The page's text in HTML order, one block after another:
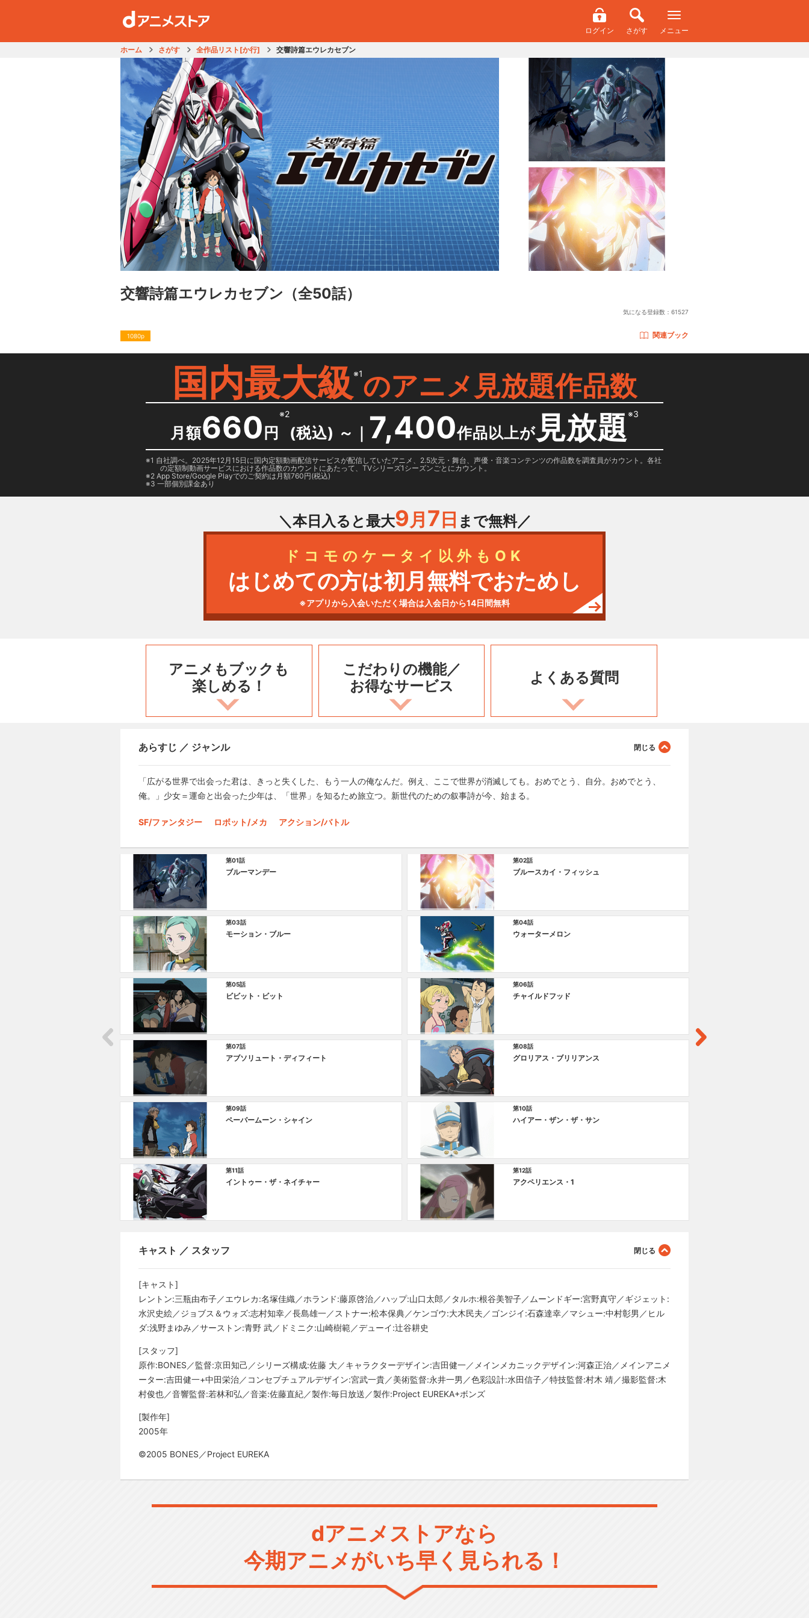
ログイン さがす メニュー
ホーム さがす 全作品リスト[か行] 交響詩篇エウレカセブン
交響詩篇エウレカセブン （全50話）
気になる登録数： 61527
1080p 関連ブック
国内最大級 ※1のアニメ見放題作品数
月額660 円
※2
(税込) ～ ｜ 7,400作品以上が 見放題※3
1 自社調べ。2025年12月15日に国内定額動画配信サービスが配信していたアニメ、2.5次元・舞台、声優・音楽コンテンツの作品数を調査員がカウント。各社
の定額制動画サービスにおける作品数のカウントにあたって、TVシリーズ1シーズンごとにカウント。
2 App Store/Google Playでのご契約は月額760円(税込)
3 一部個別課金あり
＼本日入ると最大9月 7 日 まで無料／
ドコモのケータイ以外もOK
はじめての方は初月無料でおためし
※アプリから入会いただく場合は入会日から14日間無料
アニメもブックも
楽しめる！
こだわりの機能／
お得なサービス
よくある質問
あらすじ ／ ジャンル
「広がる世界で出会った君は、きっと失くした、もう一人の俺なんだ。例え、ここで世界が消滅しても。おめでとう、自分。おめでとう、
俺。」少女＝運命と出会った少年は、「世界」を知るため旅立つ。新世代のための叙事詩が今、始まる。
SF/ファンタジー ロボット/メカ アクション/バトル
第01話
ブルーマンデー
第02話
ブルースカイ・フィッシュ
第03話
モーション・ブルー
第04話
ウォーターメロン
第05話
ビビット・ビット
第06話
チャイルドフッド
第07話
アブソリュート・ディフィート
第08話
グロリアス・ブリリアンス
第09話
ペーパームーン・シャイン
第10話
ハイアー・ザン・ザ・サン
第11話
イントゥー・ザ・ネイチャー
第12話
アクペリエンス・1
キャスト ／ スタッフ
[キャスト]
レントン:三瓶由布子／エウレカ:名塚佳織／ホランド:藤原啓治／ハップ:山口太郎／タルホ:根谷美智子／ムーンドギー:宮野真守／ギジェット:
水沢史絵／ジョブス＆ウォズ:志村知幸／長島雄一／ストナー:松本保典／ケンゴウ:大木民夫／ゴンジイ:石森達幸／マシュー:中村彰男／ヒル
ダ:浅野まゆみ／サーストン:青野 武／ドミニク:山崎樹範／デューイ:辻谷耕史
[スタッフ]
原作:BONES／監督:京田知己／シリーズ構成:佐藤 大／キャラクターデザイン:吉田健一／メインメカニックデザイン:河森正治／メインアニメ
ーター:吉田健一+中田栄治／コンセプチュアルデザイン:宮武一貴／美術監督:永井一男／色彩設計:水田信子／特技監督:村木 靖／撮影監督:木
村俊也／音響監督:若林和弘／音楽:佐藤直紀／製作:毎日放送／製作:Project EUREKA+ボンズ
[製作年]
2005年
©2005 BONES／Project EUREKA
dアニメストアなら
今期アニメがいち早く見られる！